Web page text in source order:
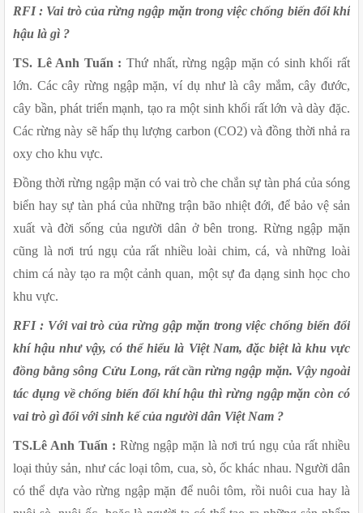
RFI : Vai trò của rừng ngập mặn trong việc chống biến đổi khí
hậu là gì ?
TS. Lê Anh Tuấn : Thứ nhất, rừng ngập mặn có sinh khối rất
lớn. Các cây rừng ngập mặn, ví dụ như là cây mắm, cây đước,
cây bần, phát triển mạnh, tạo ra một sinh khối rất lớn và dày đặc.
Các rừng này sẽ hấp thụ lượng carbon (CO2) và đồng thời nhả ra
oxy cho khu vực.
Đồng thời rừng ngập mặn có vai trò che chắn sự tàn phá của sóng
biển hay sự tàn phá của những trận bão nhiệt đới, để bảo vệ sản
xuất và đời sống của người dân ở bên trong. Rừng ngập mặn
cũng là nơi trú ngụ của rất nhiều loài chim, cá, và những loài
chim cá này tạo ra một cảnh quan, một sự đa dạng sinh học cho
khu vực.
RFI : Với vai trò của rừng gập mặn trong việc chống biến đổi
khí hậu như vậy, có thể hiểu là Việt Nam, đặc biệt là khu vực
đồng bằng sông Cửu Long, rất cần rừng ngập mặn. Vậy ngoài
tác dụng về chống biến đổi khí hậu thì rừng ngập mặn còn có
vai trò gì đối với sinh kế của người dân Việt Nam ?
TS.Lê Anh Tuấn : Rừng ngập mặn là nơi trú ngụ của rất nhiều
loại thủy sản, như các loại tôm, cua, sò, ốc khác nhau. Người dân
có thể dựa vào rừng ngập mặn để nuôi tôm, rồi nuôi cua hay là